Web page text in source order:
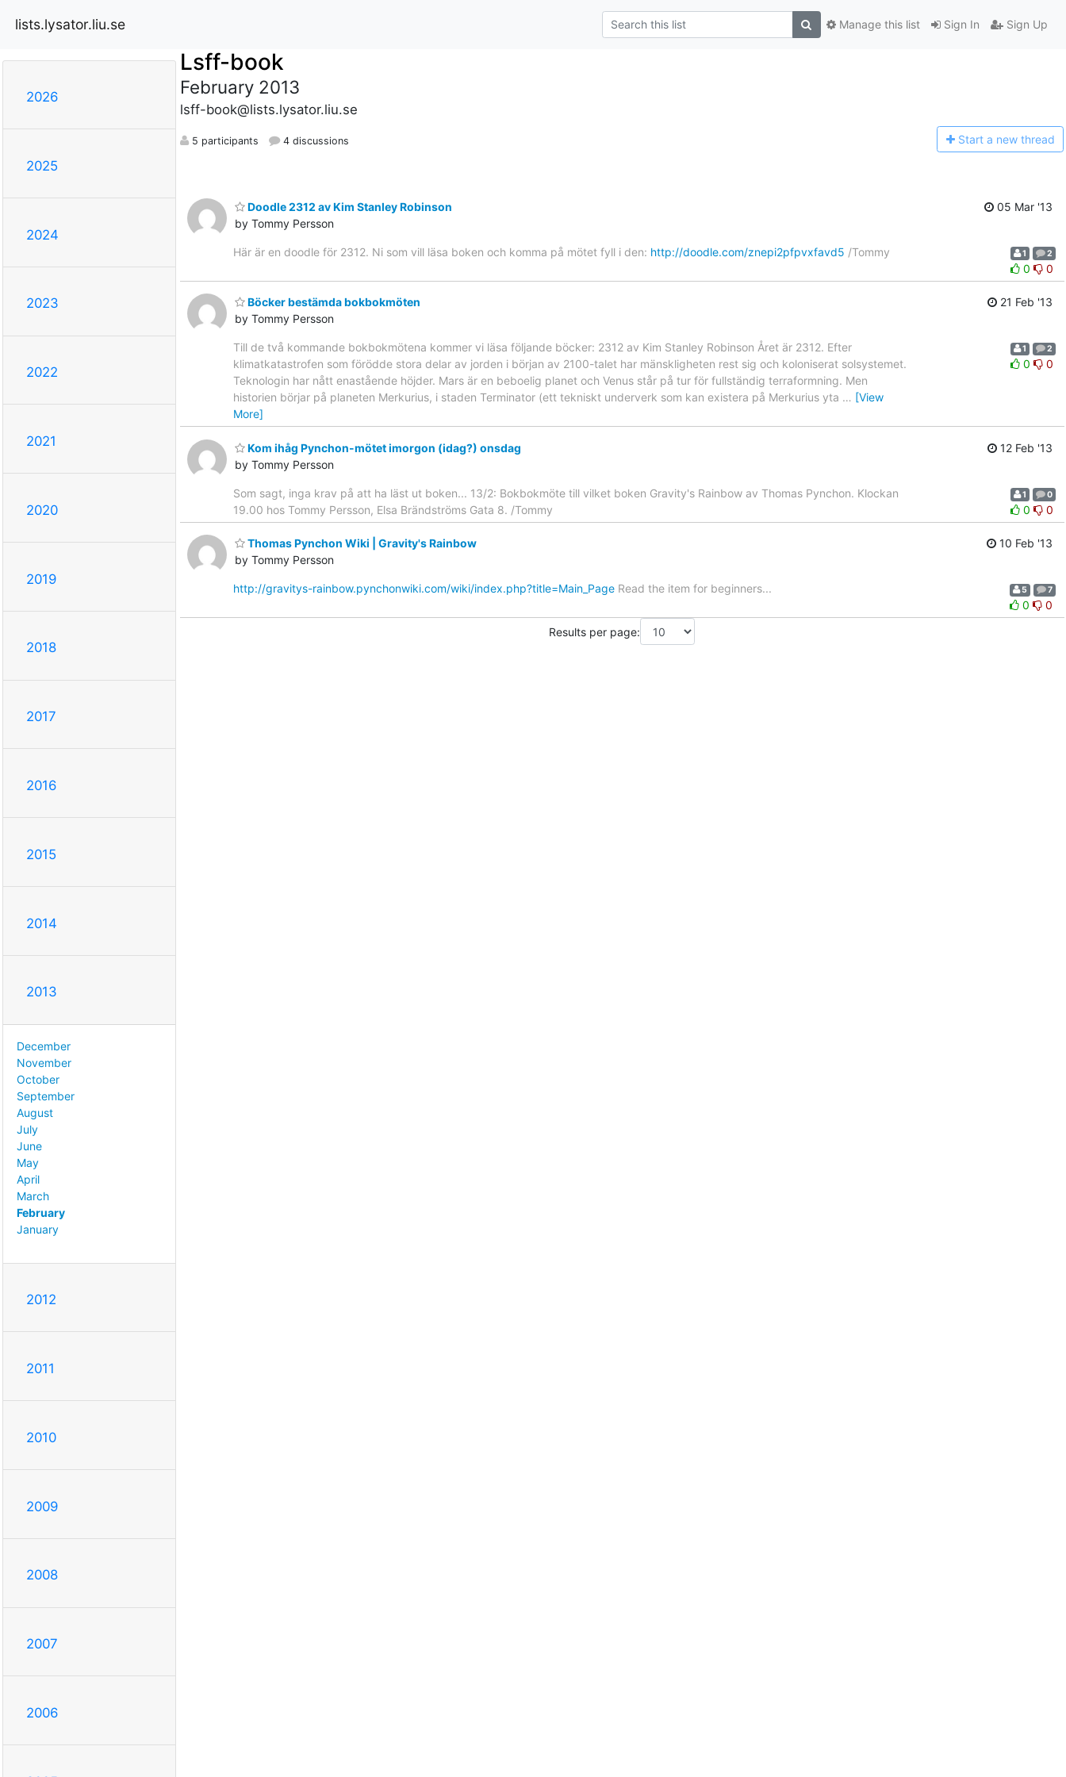
lists.lysator.liu.se Sign In Sign Up
Manage this list
2026
2025
2024
2023
2022
2021
2020
2019
2018
2017
2016
2015
2014
2013
December
November
October
September
August
July
June
May
April
March
February
January
2012
2011
2010
2009
2008
2007
2006
Lsff-book
February 2013
lsff-book@lists.lysator.liu.se
5 participants 4 discussions Start a new thread
Doodle 2312 av Kim Stanley Robinson
by Tommy Persson
05 Mar '13
Här är en doodle för 2312. Ni som vill läsa boken och komma på mötet fyll i den: http://doodle.com/znepi2pfpvxfavd5 /Tommy 1 2
0 0
Böcker bestämda bokbokmöten
by Tommy Persson
21 Feb '13
Till de två kommande bokbokmötena kommer vi läsa följande böcker: 2312 av Kim Stanley Robinson Året är 2312. Efter
klimatkatastrofen som förödde stora delar av jorden i början av 2100-talet har mänskligheten rest sig och koloniserat solsystemet.
Teknologin har nått enastående höjder. Mars är en beboelig planet och Venus står på tur för fullständig terraformning. Men
historien börjar på planeten Merkurius, i staden Terminator (ett tekniskt underverk som kan existera på Merkurius yta … [View
More]
1 2
0 0
Kom ihåg Pynchon-mötet imorgon (idag?) onsdag
by Tommy Persson
12 Feb '13
Som sagt, inga krav på att ha läst ut boken... 13/2: Bokbokmöte till vilket boken Gravity's Rainbow av Thomas Pynchon. Klockan
19.00 hos Tommy Persson, Elsa Brändströms Gata 8. /Tommy
1 0
0 0
Thomas Pynchon Wiki | Gravity's Rainbow
by Tommy Persson
10 Feb '13
http://gravitys-rainbow.pynchonwiki.com/wiki/index.php?title=Main_Page Read the item for beginners... 5 7
0
0
Results per page: